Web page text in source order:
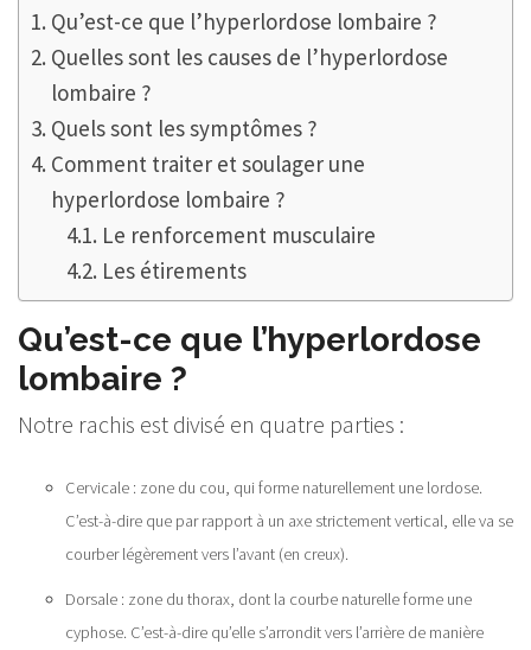
Qu’est-ce que l’hyperlordose lombaire ?
Quelles sont les causes de l’hyperlordose
lombaire ?
Quels sont les symptômes ?
Comment traiter et soulager une
hyperlordose lombaire ?
Le renforcement musculaire
Les étirements
Qu’est-ce que l’hyperlordose
lombaire ?
Notre rachis est divisé en quatre parties :
Cervicale : zone du cou, qui forme naturellement une lordose.
C’est-à-dire que par rapport à un axe strictement vertical, elle va se
courber légèrement vers l’avant (en creux).
Dorsale : zone du thorax, dont la courbe naturelle forme une
cyphose. C’est-à-dire qu’elle s’arrondit vers l’arrière de manière